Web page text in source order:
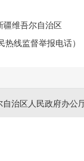
维吾尔自治区
线监督举报电话）
治区人民政府办公